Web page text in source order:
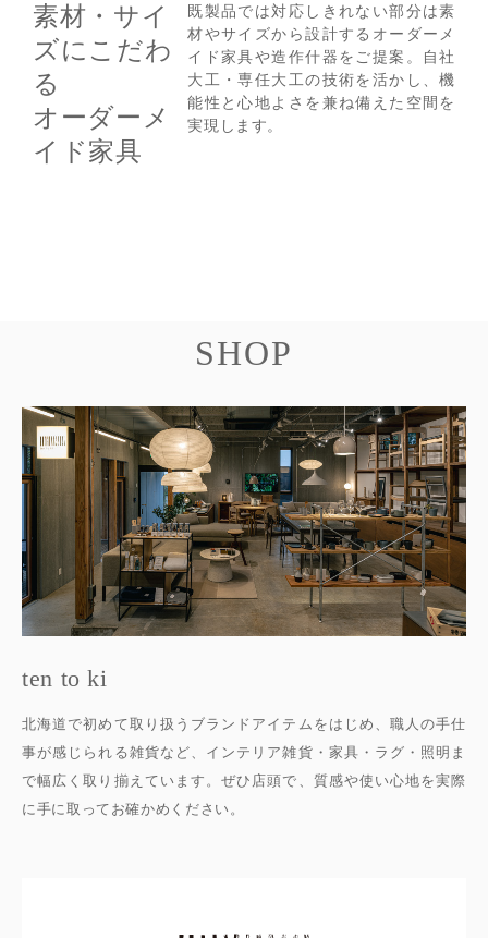
素材・サイ
ズにこだわ
る
オーダーメ
イド家具
既製品では対応しきれない部分は素
材やサイズから設計するオーダーメ
イド家具や造作什器をご提案。自社
大工・専任大工の技術を活かし、機
能性と心地よさを兼ね備えた空間を
実現します。
SHOP
ten to ki
北海道で初めて取り扱うブランドアイテムをはじめ、職人の手仕
事が感じられる雑貨など、インテリア雑貨・家具・ラグ・照明ま
で幅広く取り揃えています。ぜひ店頭で、質感や使い心地を実際
に手に取ってお確かめください。